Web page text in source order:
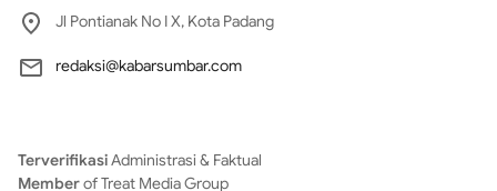
Jl Pontianak No I X, Kota Padang
redaksi@kabarsumbar.com
TerverifikasiAdministrasi & Faktual
Memberof Treat Media Group